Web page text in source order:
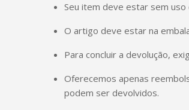
Seu item deve estar sem
O artigo deve estar na
Para concluir a devolução,
Oferecemos apenas
podem ser devolvidos.